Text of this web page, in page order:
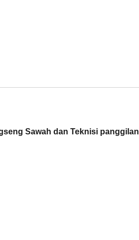
Sawah dan Teknisi panggilan